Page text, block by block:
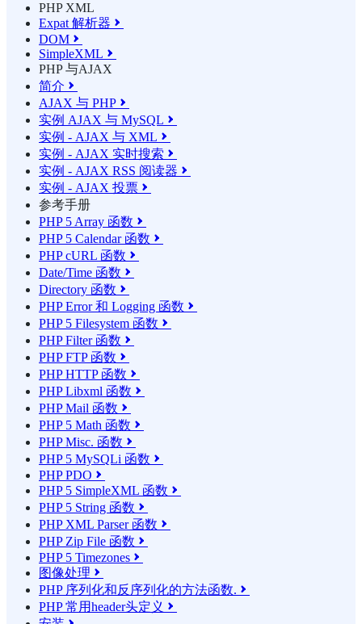
PHP XML
Expat 解析器 
DOM 
SimpleXML 
PHP 与AJAX
简介 
AJAX 与 PHP 
实例 AJAX 与 MySQL 
实例 - AJAX 与 XML 
实例 - AJAX 实时搜索 
实例 - AJAX RSS 阅读器 
实例 - AJAX 投票 
参考手册
PHP 5 Array 函数 
PHP 5 Calendar 函数 
PHP cURL 函数 
Date/Time 函数 
Directory 函数 
PHP Error 和 Logging 函数 
PHP 5 Filesystem 函数 
PHP Filter 函数 
PHP FTP 函数 
PHP HTTP 函数 
PHP Libxml 函数 
PHP Mail 函数 
PHP 5 Math 函数 
PHP Misc. 函数 
PHP 5 MySQLi 函数 
PHP PDO 
PHP 5 SimpleXML 函数 
PHP 5 String 函数 
PHP XML Parser 函数 
PHP Zip File 函数 
PHP 5 Timezones 
图像处理 
PHP 序列化和反序列化的方法函数. 
PHP 常用header头定义 